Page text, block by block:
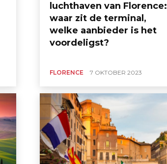
luchthaven van Florence:
waar zit de terminal,
welke aanbieder is het
voordeligst?
FLORENCE 7 OKTOBER 2023